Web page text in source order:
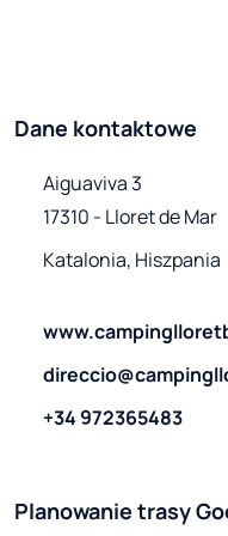
Dane kontaktowe
Aiguaviva 3
17310 - Lloret de Mar
Katalonia, Hiszpania
+34 972365483
Planowanie trasy